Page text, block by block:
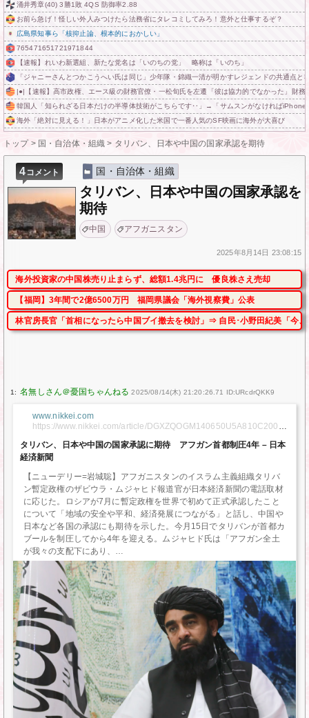
涌井秀章(40) 3勝1敗 4QS 防御率2.88
お前ら急げ！怪しい外人みつけたら法務省にタレコミしてみろ！意外と仕事するぞ？
広島県知事ら「核抑止論、根本的におかしい」
765471651721971844
【速報】れいわ新選組、新たな党名は「いのちの党」 略称は「いのち」
「ジャニーさんとつかこうへい氏は同じ」少年隊・錦織一清が明かすレジェンドの共通点と
|●|【速報】高市政権、エース級の財務官僚・一松旬氏を左遷「彼は協力的でなかった」財務
韓国人「知られざる日本だけの半導体技術がこちらです‥」→「サムスンがなければ
海外「絶対に見える！」日本がアニメ化した米国で一番人気のSF映画に海外が大喜び
トップ> 国・自治体・組織 > タリバン、日本や中国の国家承認を期待
4コメント 国・自治体・組織
タリバン、日本や中国の国家承認を
期待
中国 アフガニスタン
2025年8月14日 23:08:15
海外投資家の中国株売り止まらず、総額1.4兆円に 優良株さえ売却
【福岡】3年間で2億6500万円 福岡県議会「海外視察費」公表
林官房長官「首相になったら中国ブイ撤去を検討」⇒ 自民･小野田紀美「今
1: 2025/08/14(木) 21:20:26.71 ID:URcdrQKK9
www.nikkei.com
https://www.nikkei.com/article/DGXZQOGM140650U5A810C20000
タリバン、日本や中国の国家承認に期待 アフガン首都制圧4年 – 日本
経済新聞
【ニューデリー=岩城聡】アフガニスタンのイスラム主義組織タリバ
ン暫定政権のザビウラ・ムジャヒド報道官が日本経済新聞の電話取材
に応じた。ロシアが7月に暫定政権を世界で初めて正式承認したこと
について「地域の安全や平和、経済発展につながる」と話し、中国や
日本など各国の承認にも期待を示した。今月15日でタリバンが首都カ
ブールを制圧してから4年を迎える。ムジャヒド氏は「アフガン全土
が我々の支配下にあり、